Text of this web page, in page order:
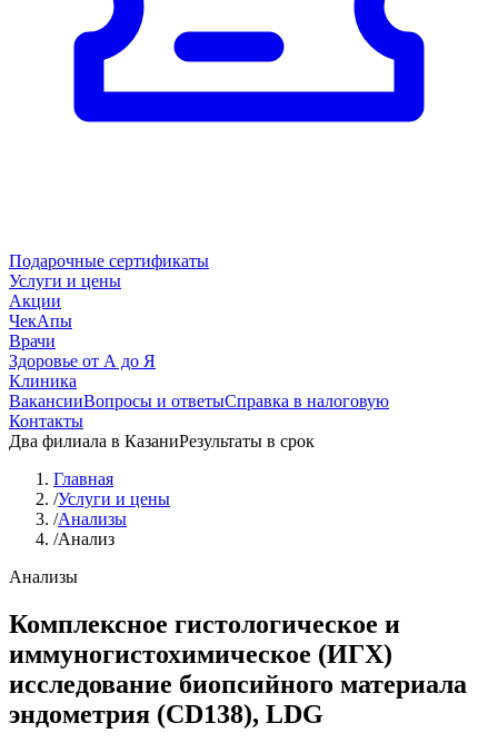
Подарочные сертификаты
Услуги и цены
Акции
ЧекАпы
Врачи
Здоровье от А до Я
Клиника
ВакансииВопросы и ответыСправка в налоговую
Контакты
Два филиала в КазаниРезультаты в срок
Главная
/Услуги и цены
/Анализы
/Анализ
Анализы
Комплексное гистологическое и
иммуногистохимическое (ИГХ)
исследование биопсийного материала
эндометрия (CD138), LDG